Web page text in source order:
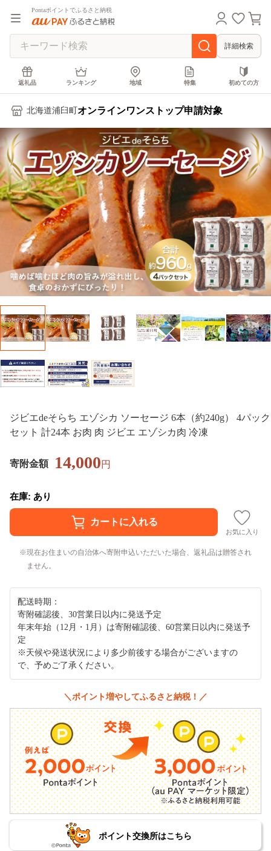
Pontaポイントでふるさと納税
詳細検索
返礼品 ランキング 地域 特集 初めての方
北海道浦臼町 オンラインワンストップ申請対象
ジビエdeそらち エゾシカ ソーセージ 6本（約240g） 4パック
セット 計24本 お肉 肉 ジビエ エゾシカ肉 冷凍
寄附金額 14,000円
在庫: あり
お気に入り
現在お住まいの自治体へ寄附申込いただいた場合、返礼品は贈答され
ません。
配送時期：
寄附確認後、30営業日以内に発送予定
年末年始（12月・1月）は寄附確認後、60営業日以内に発送予
定
※天候や発送状況により多少前後する場合がございますの
で、予めご了承ください。
＼ポイント増やしてふるさと納税！／
ポイント交換所はこちら